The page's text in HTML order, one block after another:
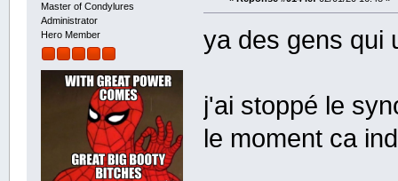
Master of Condylures
Administrator
Hero Member
ya des gens qui
j'ai stoppé le
le moment ca